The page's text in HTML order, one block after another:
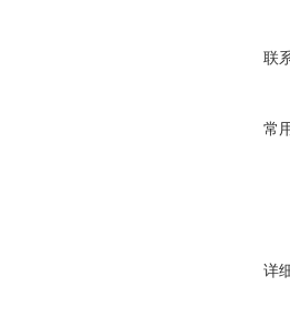
联
常
详